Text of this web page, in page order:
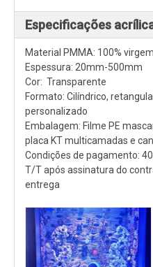
Especificações
Material PMMA: 100% virgem
Espessura: 20mm-500mm
Cor: Transparente
Formato: Cilíndrico,
personalizado
Embalagem: Filme PE
placa KT multicamadas e
Condições de pagamento:
T/T após assinatura do
entrega